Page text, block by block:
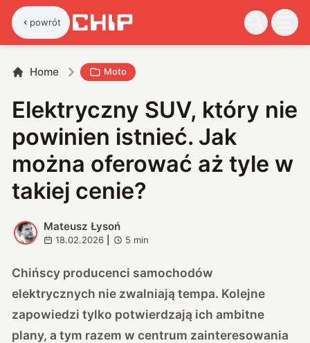
powrót
Home Moto
Elektryczny SUV, który nie
powinien istnieć. Jak
można oferować aż tyle w
takiej cenie?
M
Mateusz Łysoń
18.02.2026 5 min
Chińscy producenci samochodów
elektrycznych nie zwalniają tempa. Kolejne
zapowiedzi tylko potwierdzają ich ambitne
plany, a tym razem w centrum zainteresowania